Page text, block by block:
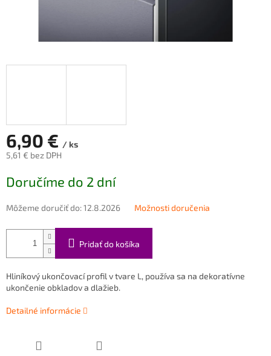
6,90 € / ks
5,61 € bez DPH
cena:
Doručíme do 2 dní
Môžeme doručiť do:12.8.2026 Možnosti doručenia
Pridať do košíka
Hliníkový ukončovací profil v tvare L, používa sa na dekoratívne
ukončenie obkladov a dlažieb.
Detailné informácie